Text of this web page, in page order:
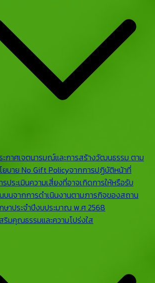
ะกาศเจตนารมณ์และการสร้างวัฒนธรรม ตาม
ยบาย No Gift Policyจากการปฏิบัติหน้าที่
รประเมินความเสี่ยงที่อาจเกิดการให้หรือรับ
บนจากการดําเนินงานตามภารกิจของสถาน
ษาประจําปีงบประมาณ พ.ศ 2568
ริมคุณธรรมและความโปร่งใส